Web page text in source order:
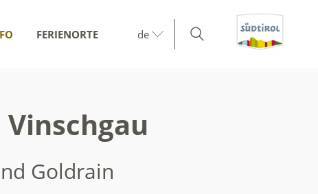
FERIENORTE de
Goldrain